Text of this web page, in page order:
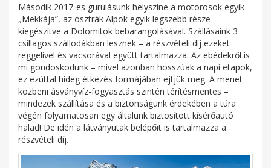
Második 2017-es gurulásunk helyszíne a motorosok egyik
„Mekkája”, az osztrák Alpok egyik legszebb része –
kiegészítve a Dolomitok bebarangolásával. Szállásaink 3
csillagos szállodákban lesznek – a részvételi díj ezeket
reggelivel és vacsorával együtt tartalmazza. Az ebédekről is
mi gondoskodunk – mivel azonban hosszúak a napi etapok,
ez ezúttal hideg étkezés formájában ejtjük meg. A menet
közbeni ásványvíz-fogyasztás szintén térítésmentes –
mindezek szállítása és a biztonságunk érdekében a túra
végén folyamatosan egy általunk biztosított kísérőautó
halad! De idén a látványutak belépőit is tartalmazza a
részvételi díj.